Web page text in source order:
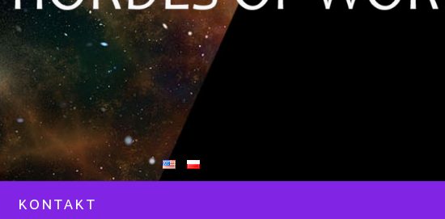
KONTAKT